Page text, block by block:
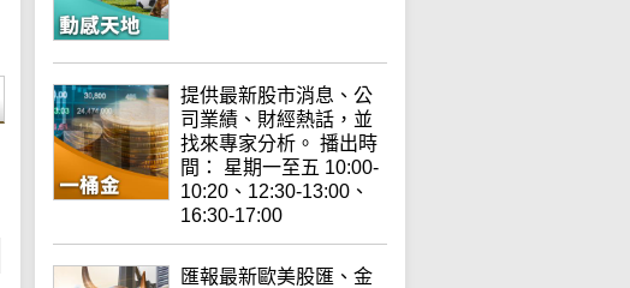
提供最新股市消息、公
司業績、財經熱話，並
找來專家分析。 播出時
間： 星期一至五 10:00-
10:20、12:30-13:00、
16:30-17:00
匯報最新歐美股匯、金